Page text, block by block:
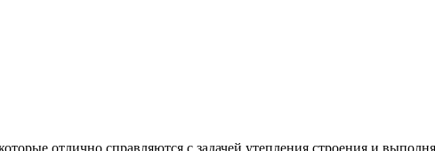
отлично справляются с задачей утепления строения и